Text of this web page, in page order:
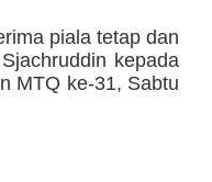
piala tetap dan
kepada
MTQ ke-31, Sabtu